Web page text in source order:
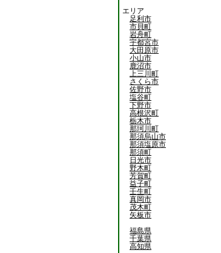
エリア
足利市
市貝町
岩舟町
宇都宮市
大田原市
小山市
鹿沼市
上三川町
さくら市
佐野市
塩谷町
下野市
高根沢町
栃木市
那珂川町
那須烏山市
那須塩原市
那須町
日光市
野木町
芳賀町
益子町
壬生町
真岡市
茂木町
矢板市
福島県
千葉県
高知県